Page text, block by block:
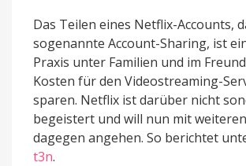
Das Teilen eines Netflix-Accounts,
sogenannte Account-Sharing, ist
Praxis unter Familien und im
Kosten für den Videostreaming-
sparen. Netflix ist darüber nicht
begeistert und will nun mit
dagegen angehen. So berichtet
t3n.